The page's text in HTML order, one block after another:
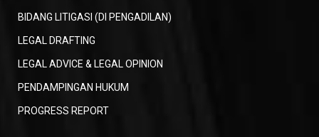
BIDANG LITIGASI (DI PENGADILAN)
LEGAL DRAFTING
LEGAL ADVICE & LEGAL OPINION
PENDAMPINGAN HUKUM
PROGRESS REPORT